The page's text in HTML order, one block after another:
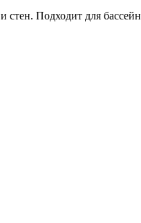
стен. Подходит для